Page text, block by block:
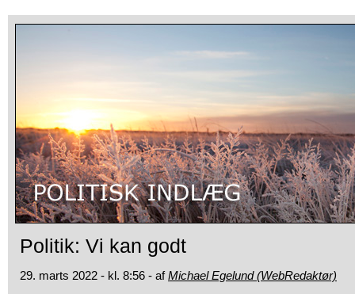
Politik: Vi kan godt
29. marts 2022 - kl. 8:56 - afMichael Egelund (WebRedaktør)